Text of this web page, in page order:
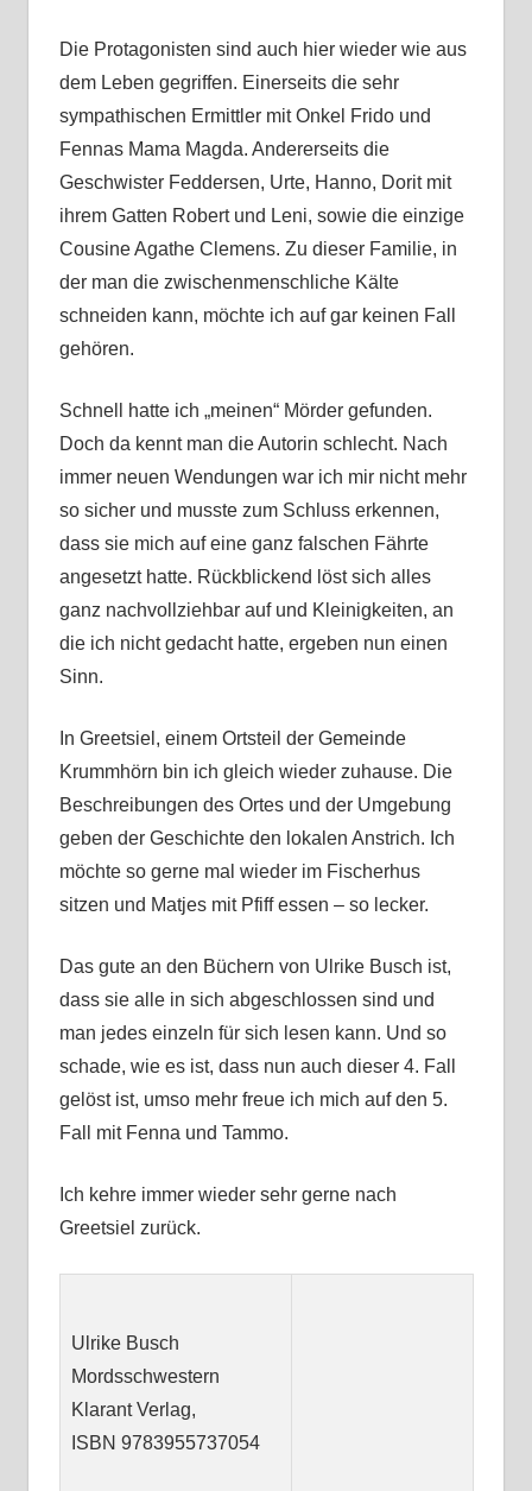
Die Protagonisten sind auch hier wieder wie aus
dem Leben gegriffen. Einerseits die sehr
sympathischen Ermittler mit Onkel Frido und
Fennas Mama Magda. Andererseits die
Geschwister Feddersen, Urte, Hanno, Dorit mit
ihrem Gatten Robert und Leni, sowie die einzige
Cousine Agathe Clemens. Zu dieser Familie, in
der man die zwischenmenschliche Kälte
schneiden kann, möchte ich auf gar keinen Fall
gehören.
Schnell hatte ich „meinen“ Mörder gefunden.
Doch da kennt man die Autorin schlecht. Nach
immer neuen Wendungen war ich mir nicht mehr
so sicher und musste zum Schluss erkennen,
dass sie mich auf eine ganz falschen Fährte
angesetzt hatte. Rückblickend löst sich alles
ganz nachvollziehbar auf und Kleinigkeiten, an
die ich nicht gedacht hatte, ergeben nun einen
Sinn.
In Greetsiel, einem Ortsteil der Gemeinde
Krummhörn bin ich gleich wieder zuhause. Die
Beschreibungen des Ortes und der Umgebung
geben der Geschichte den lokalen Anstrich. Ich
möchte so gerne mal wieder im Fischerhus
sitzen und Matjes mit Pfiff essen – so lecker.
Das gute an den Büchern von Ulrike Busch ist,
dass sie alle in sich abgeschlossen sind und
man jedes einzeln für sich lesen kann. Und so
schade, wie es ist, dass nun auch dieser 4. Fall
gelöst ist, umso mehr freue ich mich auf den 5.
Fall mit Fenna und Tammo.
Ich kehre immer wieder sehr gerne nach
Greetsiel zurück.
Ulrike Busch
Mordsschwestern
Klarant Verlag,
ISBN9783955737054